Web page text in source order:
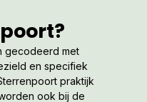
gecodeerd met
en specifiek
praktijk
ook bij de